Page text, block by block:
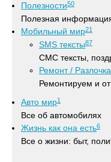
Полезности50
Полезная
Мобильный мир21
SMS тексты87
СМС тексты,
Ремонт / Разлочка
Ремонтируем и
Авто мир1
Все об автомобилях
Жизнь как она есть6
Все о жизни: быт,